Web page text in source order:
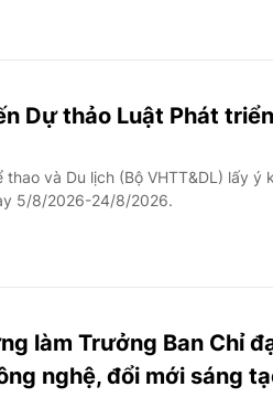
Dự thảo Luật Phát
thao và Du lịch (Bộ VHTT&DL) lấy ý
5/8/2026-24/8/2026.
làm Trưởng Ban Chỉ
nghệ, đổi mới sáng